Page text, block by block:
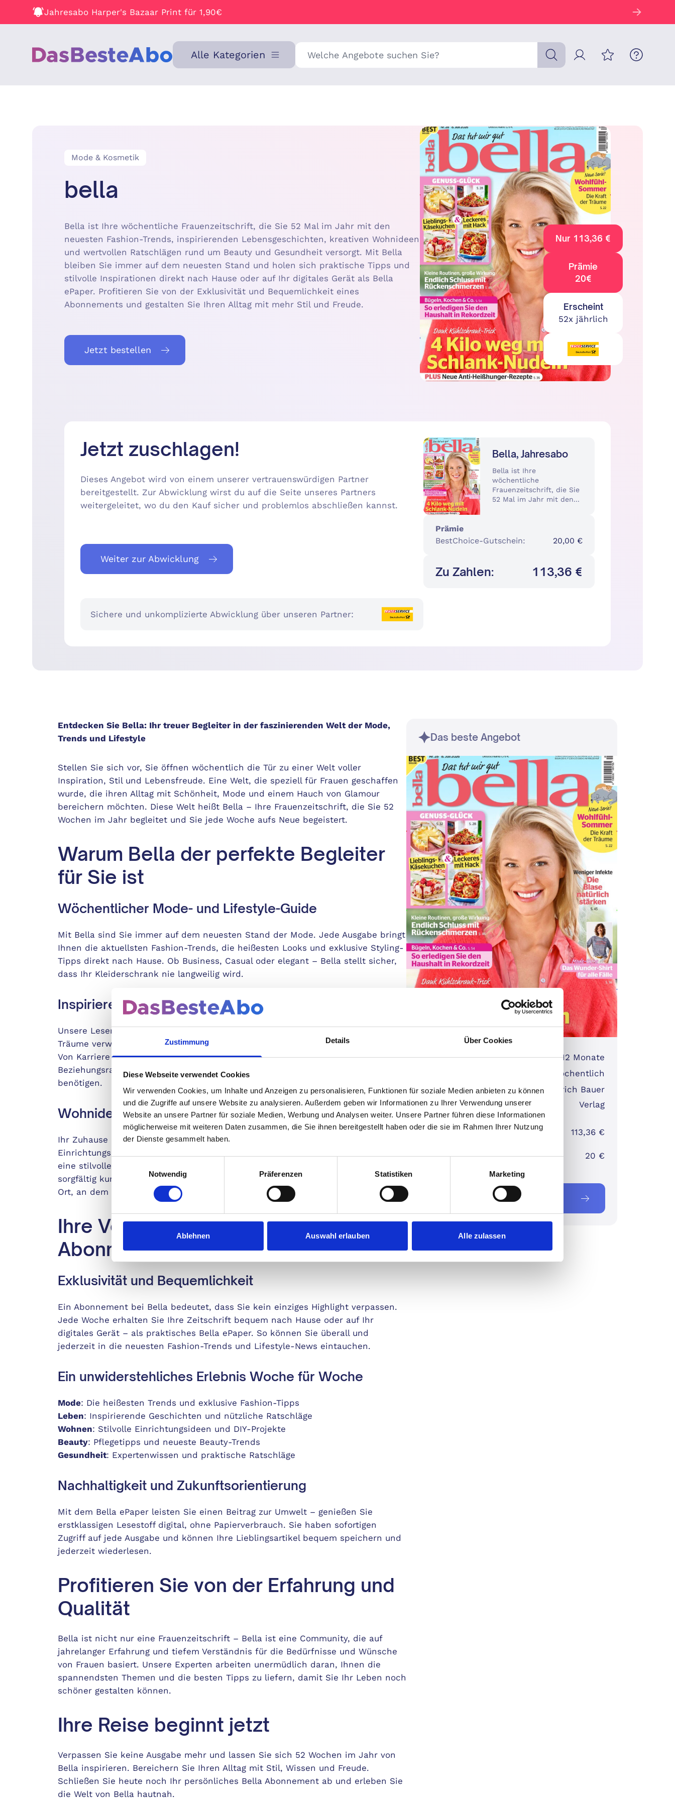
Zustimmung Details Über Cookies
Diese Webseite verwendet Cookies
Wir verwenden Cookies, um Inhalte und Anzeigen zu personalisieren, Funktionen für soziale Medien anbieten zu können
und die Zugriffe auf unsere Website zu analysieren. Außerdem geben wir Informationen zu Ihrer Verwendung unserer
Website an unsere Partner für soziale Medien, Werbung und Analysen weiter. Unsere Partner führen diese Informationen
möglicherweise mit weiteren Daten zusammen, die Sie ihnen bereitgestellt haben oder die sie im Rahmen Ihrer Nutzung
der Dienste gesammelt haben.
Notwendig
Präferenzen Statistiken Marketing
Ablehnen Auswahl erlauben Alle zulassen
Jahresabo Harper's Bazaar Print für 1,90€
Alle Kategorien
Suche
Mode & Kosmetik
bella
Bella ist Ihre wöchentliche Frauenzeitschrift, die Sie 52 Mal im Jahr mit den
neuesten Fashion-Trends, inspirierenden Lebensgeschichten, kreativen Wohnideen
und wertvollen Ratschlägen rund um Beauty und Gesundheit versorgt. Mit Bella
bleiben Sie immer auf dem neuesten Stand und holen sich praktische Tipps und
stilvolle Inspirationen direkt nach Hause oder auf Ihr digitales Gerät als Bella
ePaper. Profitieren Sie von der Exklusivität und Bequemlichkeit eines
Abonnements und gestalten Sie Ihren Alltag mit mehr Stil und Freude.
Jetzt bestellen
Nur 113,36 €
Prämie
20€
Erscheint
52x jährlich
Jetzt zuschlagen!
Dieses Angebot wird von einem unserer vertrauenswürdigen Partner
bereitgestellt. Zur Abwicklung wirst du auf die Seite unseres Partners
weitergeleitet, wo du den Kauf sicher und problemlos abschließen kannst.
Weiter zur Abwicklung
Sichere und unkomplizierte Abwicklung über unseren Partner:
Bella, Jahresabo
Bella ist Ihre
wöchentliche
Frauenzeitschrift, die Sie
52 Mal im Jahr mit den...
Prämie
BestChoice-Gutschein: 20,00 €
Zu Zahlen: 113,36 €
Entdecken Sie Bella: Ihr treuer Begleiter in der faszinierenden Welt der Mode,
Trends und Lifestyle
Stellen Sie sich vor, Sie öffnen wöchentlich die Tür zu einer Welt voller
Inspiration, Stil und Lebensfreude. Eine Welt, die speziell für Frauen geschaffen
wurde, die ihren Alltag mit Schönheit, Mode und einem Hauch von Glamour
bereichern möchten. Diese Welt heißt Bella – Ihre Frauenzeitschrift, die Sie 52
Wochen im Jahr begleitet und Sie jede Woche aufs Neue begeistert.
Warum Bella der perfekte Begleiter
für Sie ist
Wöchentlicher Mode- und Lifestyle-Guide
Mit Bella sind Sie immer auf dem neuesten Stand der Mode. Jede Ausgabe bringt
Ihnen die aktuellsten Fashion-Trends, die heißesten Looks und exklusive Styling-
Tipps direkt nach Hause. Ob Business, Casual oder elegant – Bella stellt sicher,
dass Ihr Kleiderschrank nie langweilig wird.
Inspirierende Lebensgeschichten und wertvolle Tipps
Unsere Leserinnen schätzen die inspirierenden Geschichten von Frauen, die ihre
Träume verwirklicht haben, sowie praktische Ratschläge für alle Lebenslagen.
Von Karriere und Finanzen über Gesundheit und Beauty bis hin zu
Beziehungsratgebern – wir bieten Ihnen den umfassenden Überblick, den Sie
benötigen.
Wohnideen, die Ihr Zuhause verschönern
Ihr Zuhause ist Ihre Wohlfühloase. Mit Bella erhalten Sie kreative
Einrichtungsideen, angesagte Wohntrends und DIY-Projekte, die Ihr Zuhause in
eine stilvolle und gemütliche Ruheoase verwandeln. Lassen Sie sich von unseren
sorgfältig kuratierten Tipps inspirieren und machen Sie Ihr Zuhause zu einem
Ort, an dem Sie sich wirklich wohlfühlen.
Ihre Vorteile mit dem Bella
Abonnement
Exklusivität und Bequemlichkeit
Ein Abonnement bei Bella bedeutet, dass Sie kein einziges Highlight verpassen.
Jede Woche erhalten Sie Ihre Zeitschrift bequem nach Hause oder auf Ihr
digitales Gerät – als praktisches Bella ePaper. So können Sie überall und
jederzeit in die neuesten Fashion-Trends und Lifestyle-News eintauchen.
Ein unwiderstehliches Erlebnis Woche für Woche
Mode: Die heißesten Trends und exklusive Fashion-Tipps
Leben: Inspirierende Geschichten und nützliche Ratschläge
Wohnen: Stilvolle Einrichtungsideen und DIY-Projekte
Beauty: Pflegetipps und neueste Beauty-Trends
Gesundheit: Expertenwissen und praktische Ratschläge
Nachhaltigkeit und Zukunftsorientierung
Mit dem Bella ePaper leisten Sie einen Beitrag zur Umwelt – genießen Sie
erstklassigen Lesestoff digital, ohne Papierverbrauch. Sie haben sofortigen
Zugriff auf jede Ausgabe und können Ihre Lieblingsartikel bequem speichern und
jederzeit wiederlesen.
Profitieren Sie von der Erfahrung und
Qualität
Bella ist nicht nur eine Frauenzeitschrift – Bella ist eine Community, die auf
jahrelanger Erfahrung und tiefem Verständnis für die Bedürfnisse und Wünsche
von Frauen basiert. Unsere Experten arbeiten unermüdlich daran, Ihnen die
spannendsten Themen und die besten Tipps zu liefern, damit Sie Ihr Leben noch
schöner gestalten können.
Ihre Reise beginnt jetzt
Verpassen Sie keine Ausgabe mehr und lassen Sie sich 52 Wochen im Jahr von
Bella inspirieren. Bereichern Sie Ihren Alltag mit Stil, Wissen und Freude.
Schließen Sie heute noch Ihr persönliches Bella Abonnement ab und erleben Sie
die Welt von Bella hautnah.
Das beste Angebot
Mindestlaufzeit:
12 Monate
wöchentlich
Heinrich Bauer
Verlag
Günstigster Preis:
113,36 €
20 €
Jetzt zuschlagen